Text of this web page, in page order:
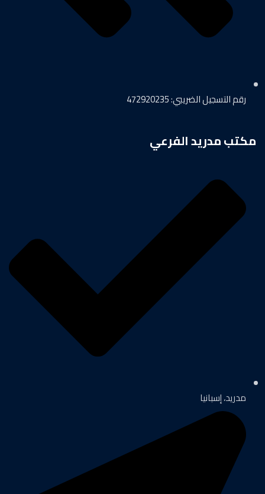
رقم التسجيل الضريبي: 472920235
مكتب مدريد الفرعي
مدريد، إسبانيا